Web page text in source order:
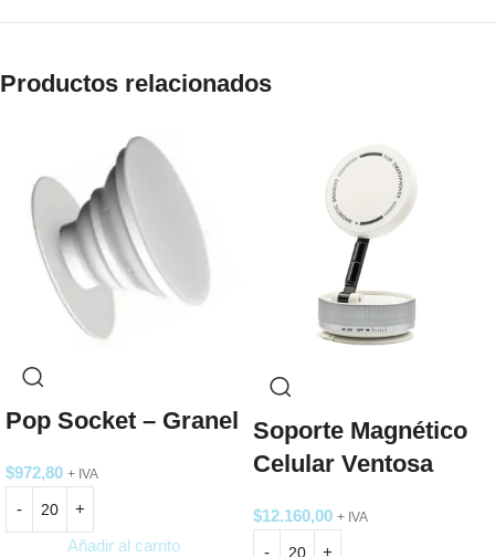
Productos relacionados
Pop Socket – Granel
$972,80 + IVA
Añadir al carrito
Soporte Magnético
Celular Ventosa
$12.160,00 + IVA